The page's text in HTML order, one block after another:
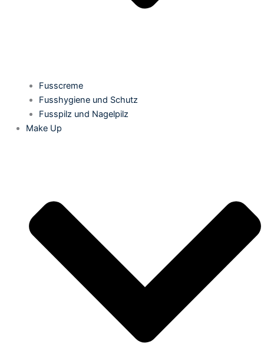
Fusscreme
Fusshygiene und Schutz
Fusspilz und Nagelpilz
Make Up